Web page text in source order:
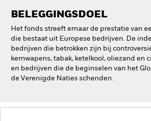
BELEGGINGSDOEL
Het fonds streeft ernaar de prestatie van
die bestaat uit Europese bedrijven. De
bedrijven die betrokken zijn bij
kernwapens, tabak, ketelkool, oliezand en
en bedrijven die de beginselen van het
de Verenigde Naties schenden.